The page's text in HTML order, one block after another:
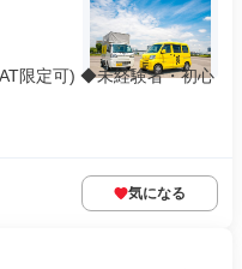
限定可) ◆未経験者・初心
気になる